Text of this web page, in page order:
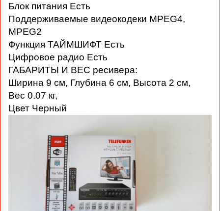
Блок питания Есть
Поддерживаемые видеокодеки MPEG4,
MPEG2
Функция ТАЙМШИФТ Есть
Цифровое радио Есть
ГАБАРИТЫ И ВЕС ресивера:
Ширина 9 см, Глубина 6 см, Высота 2 см,
Вес 0.07 кг,
Цвет Черный